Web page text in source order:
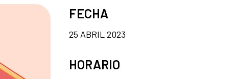
FECHA
25 ABRIL 2023
HORARIO